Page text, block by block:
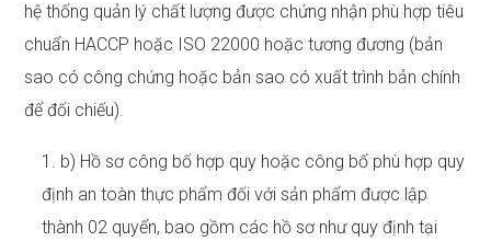
hệ thống quản lý chất lượng được chứng nhận phù hợp tiêu
chuẩn HACCP hoặc ISO 22000 hoặc tương đương (bản
sao có công chứng hoặc bản sao có xuất trình bản chính
để đối chiếu).
1. b) Hồ sơ công bố hợp quy hoặc công bố phù hợp quy
định an toàn thực phẩm đối với sản phẩm được lập
thành 02 quyển, bao gồm các hồ sơ như quy định tại